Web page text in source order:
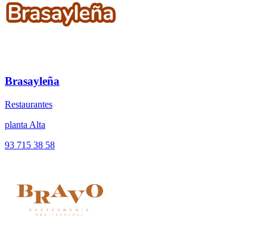
Brasayleña
Restaurantes
planta Alta
93 715 38 58